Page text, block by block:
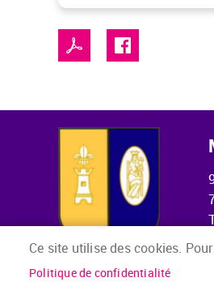
Ce site utilise des cookies.
Politique de confidentialité